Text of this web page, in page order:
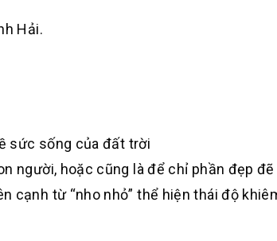
Hải.
sức sống của đất trời
người, hoặc cũng là để chỉ phần đẹp
cạnh từ “nho nhỏ” thể hiện thái độ